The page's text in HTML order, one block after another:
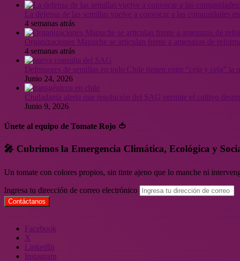
La defensa de las semillas vuelve a convocar a las comunidades
4 semanas atrás
Organizaciones Mapuche se articulan frente a amenazas de
4 semanas atrás
Defensores de semillas en todo Chile tienen entre “ceja y ceja” la
Junio 24, 2026
Ciudadanía alerta que resolución del SAG permite el cultivo
Junio 9, 2026
Únete al equipo de Tomate Rojo 🍅
🎤 Cubrimos la Emergencia Climática, Ecológica y
Un tomate con colores propios, sin tinte ajeno que lo manche ni
Ingresa tu dirección de correo electrónico
Facebook
X
LinkedIn
Instagram